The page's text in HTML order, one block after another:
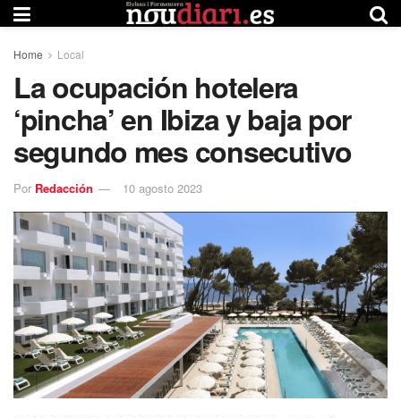
Home Local
La ocupación hotelera
‘pincha’ en Ibiza y baja por
segundo mes consecutivo
Por Redacción 10 agosto 2023